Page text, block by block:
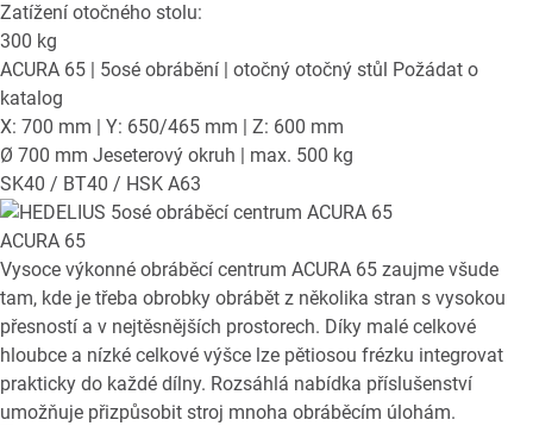
Zatížení otočného stolu:
300 kg
ACURA 65 | 5osé obrábění | otočný otočný stůl Požádat o
katalog
X: 700 mm | Y: 650/465 mm | Z: 600 mm
Ø 700 mm Jeseterový okruh | max. 500 kg
SK40 / BT40 / HSK A63
ACURA 65
Vysoce výkonné obráběcí centrum ACURA 65 zaujme všude
tam, kde je třeba obrobky obrábět z několika stran s vysokou
přesností a v nejtěsnějších prostorech. Díky malé celkové
hloubce a nízké celkové výšce lze pětiosou frézku integrovat
prakticky do každé dílny. Rozsáhlá nabídka příslušenství
umožňuje přizpůsobit stroj mnoha obráběcím úlohám.